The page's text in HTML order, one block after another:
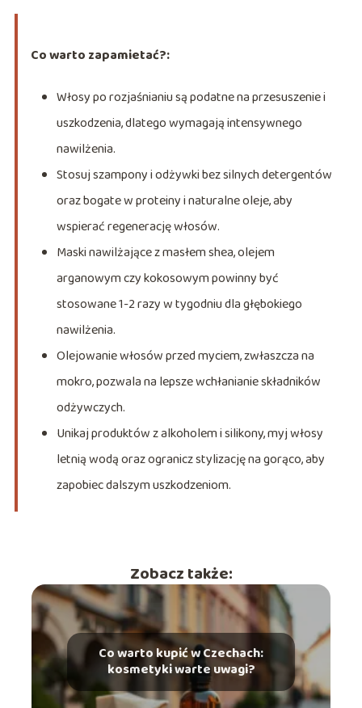
Co warto zapamietać?:
Włosy po rozjaśnianiu są podatne na przesuszenie i
uszkodzenia, dlatego wymagają intensywnego
nawilżenia.
Stosuj szampony i odżywki bez silnych detergentów
oraz bogate w proteiny i naturalne oleje, aby
wspierać regenerację włosów.
Maski nawilżające z masłem shea, olejem
arganowym czy kokosowym powinny być
stosowane 1-2 razy w tygodniu dla głębokiego
nawilżenia.
Olejowanie włosów przed myciem, zwłaszcza na
mokro, pozwala na lepsze wchłanianie składników
odżywczych.
Unikaj produktów z alkoholem i silikony, myj włosy
letnią wodą oraz ogranicz stylizację na gorąco, aby
zapobiec dalszym uszkodzeniom.
Zobacz także:
Co warto kupić w Czechach:
kosmetyki warte uwagi?